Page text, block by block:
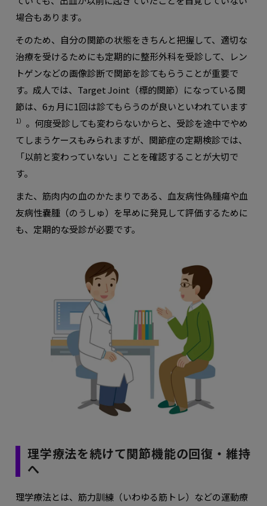
場合もあります。
そのため、自分の関節の状態をきちんと把握して、適切な
治療を受けるためにも定期的に整形外科を受診して、レン
トゲンなどの画像診断で関節を診てもらうことが重要で
す。成人では、Target Joint（標的関節）になっている関
節は、6ヵ月に1回は診てもらうのが良いといわれています
1） 。何度受診しても変わらないからと、受診を途中でやめ
てしまうケースもみられますが、関節症の定期検診では、
「以前と変わっていない」ことを確認することが大切で
す。
また、筋肉内の血のかたまりである、血友病性偽腫瘍や血
友病性嚢腫（のうしゅ）を早めに発見して評価するために
も、定期的な受診が必要です。
理学療法を続けて関節機能の回復・維持
へ
理学療法とは、筋力訓練（いわゆる筋トレ）などの運動療